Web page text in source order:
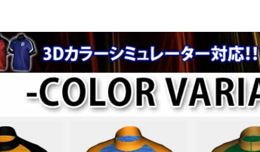
SORKでは、ショールームを設けております。
打合せはもちろんの事、サンプルの確認も 可能ですので、こ